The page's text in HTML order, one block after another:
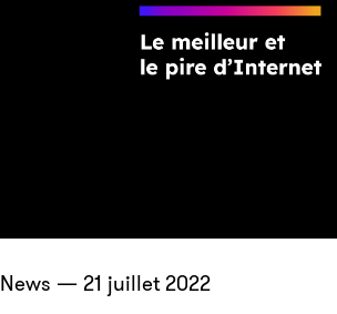
News — 21 juillet 2022